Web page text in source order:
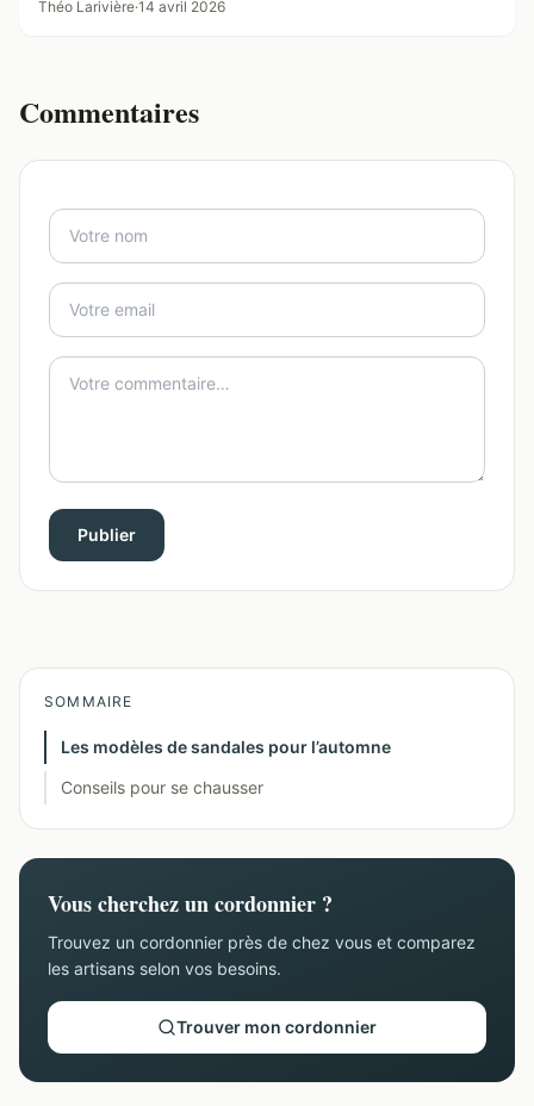
Théo Larivière·14 avril 2026
Commentaires
Publier
SOMMAIRE
Les modèles de sandales pour l’automne
Conseils pour se chausser
Vous cherchez un cordonnier ?
Trouvez un cordonnier près de chez vous et comparez
les artisans selon vos besoins.
Trouver mon cordonnier